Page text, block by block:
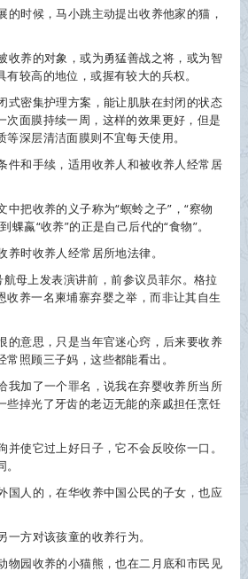
的时候，马小跳主动提出收养他家的猫，
收养的对象，或为勇猛善战之将，或为智
较高的地位，或握有较大的兵权。
式密集护理方案，能让肌肤在封闭的状态
次面膜持续一周，这样的效果更好，但是
深层清洁面膜则不宜每天使用。
件和手续，适用收养人和被收养人经常居
中把收养的义子称为“螟蛉之子”，“察物
蜾蠃“收养”的正是自己后代的“食物”。
养时收养人经常居所地法律。
母上发表演讲前，前参议员菲尔。格拉
收养一名柬埔寨弃婴之举，而非让其自生
的意思，只是当年官迷心窍，后来要收养
照顾三子妈，这些都能看出。
我加了一个罪名，说我在弃婴收养所当所
些掉光了牙齿的老迈无能的亲戚担任烹饪
并使它过上好日子，它不会反咬你一口。
国人的，在华收养中国公民的子女，也应
一方对该孩童的收养行为。
物园收养的小猫熊，也在二月底和市民见